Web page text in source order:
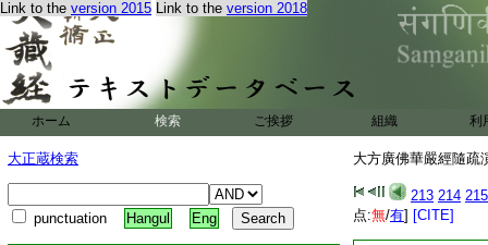
Link to the version 2015 Link to the version 2018
ホーム 検索 ご挨拶 組織 利
大正蔵検索
punctuation Hangul Eng
大方廣佛華嚴經隨疏
213 214 215
点:無/有] [CITE]
門苦。亦開四苦。
苦開六。六不隨欲
八隨逐苦開九。九
大方廣佛華嚴經隨